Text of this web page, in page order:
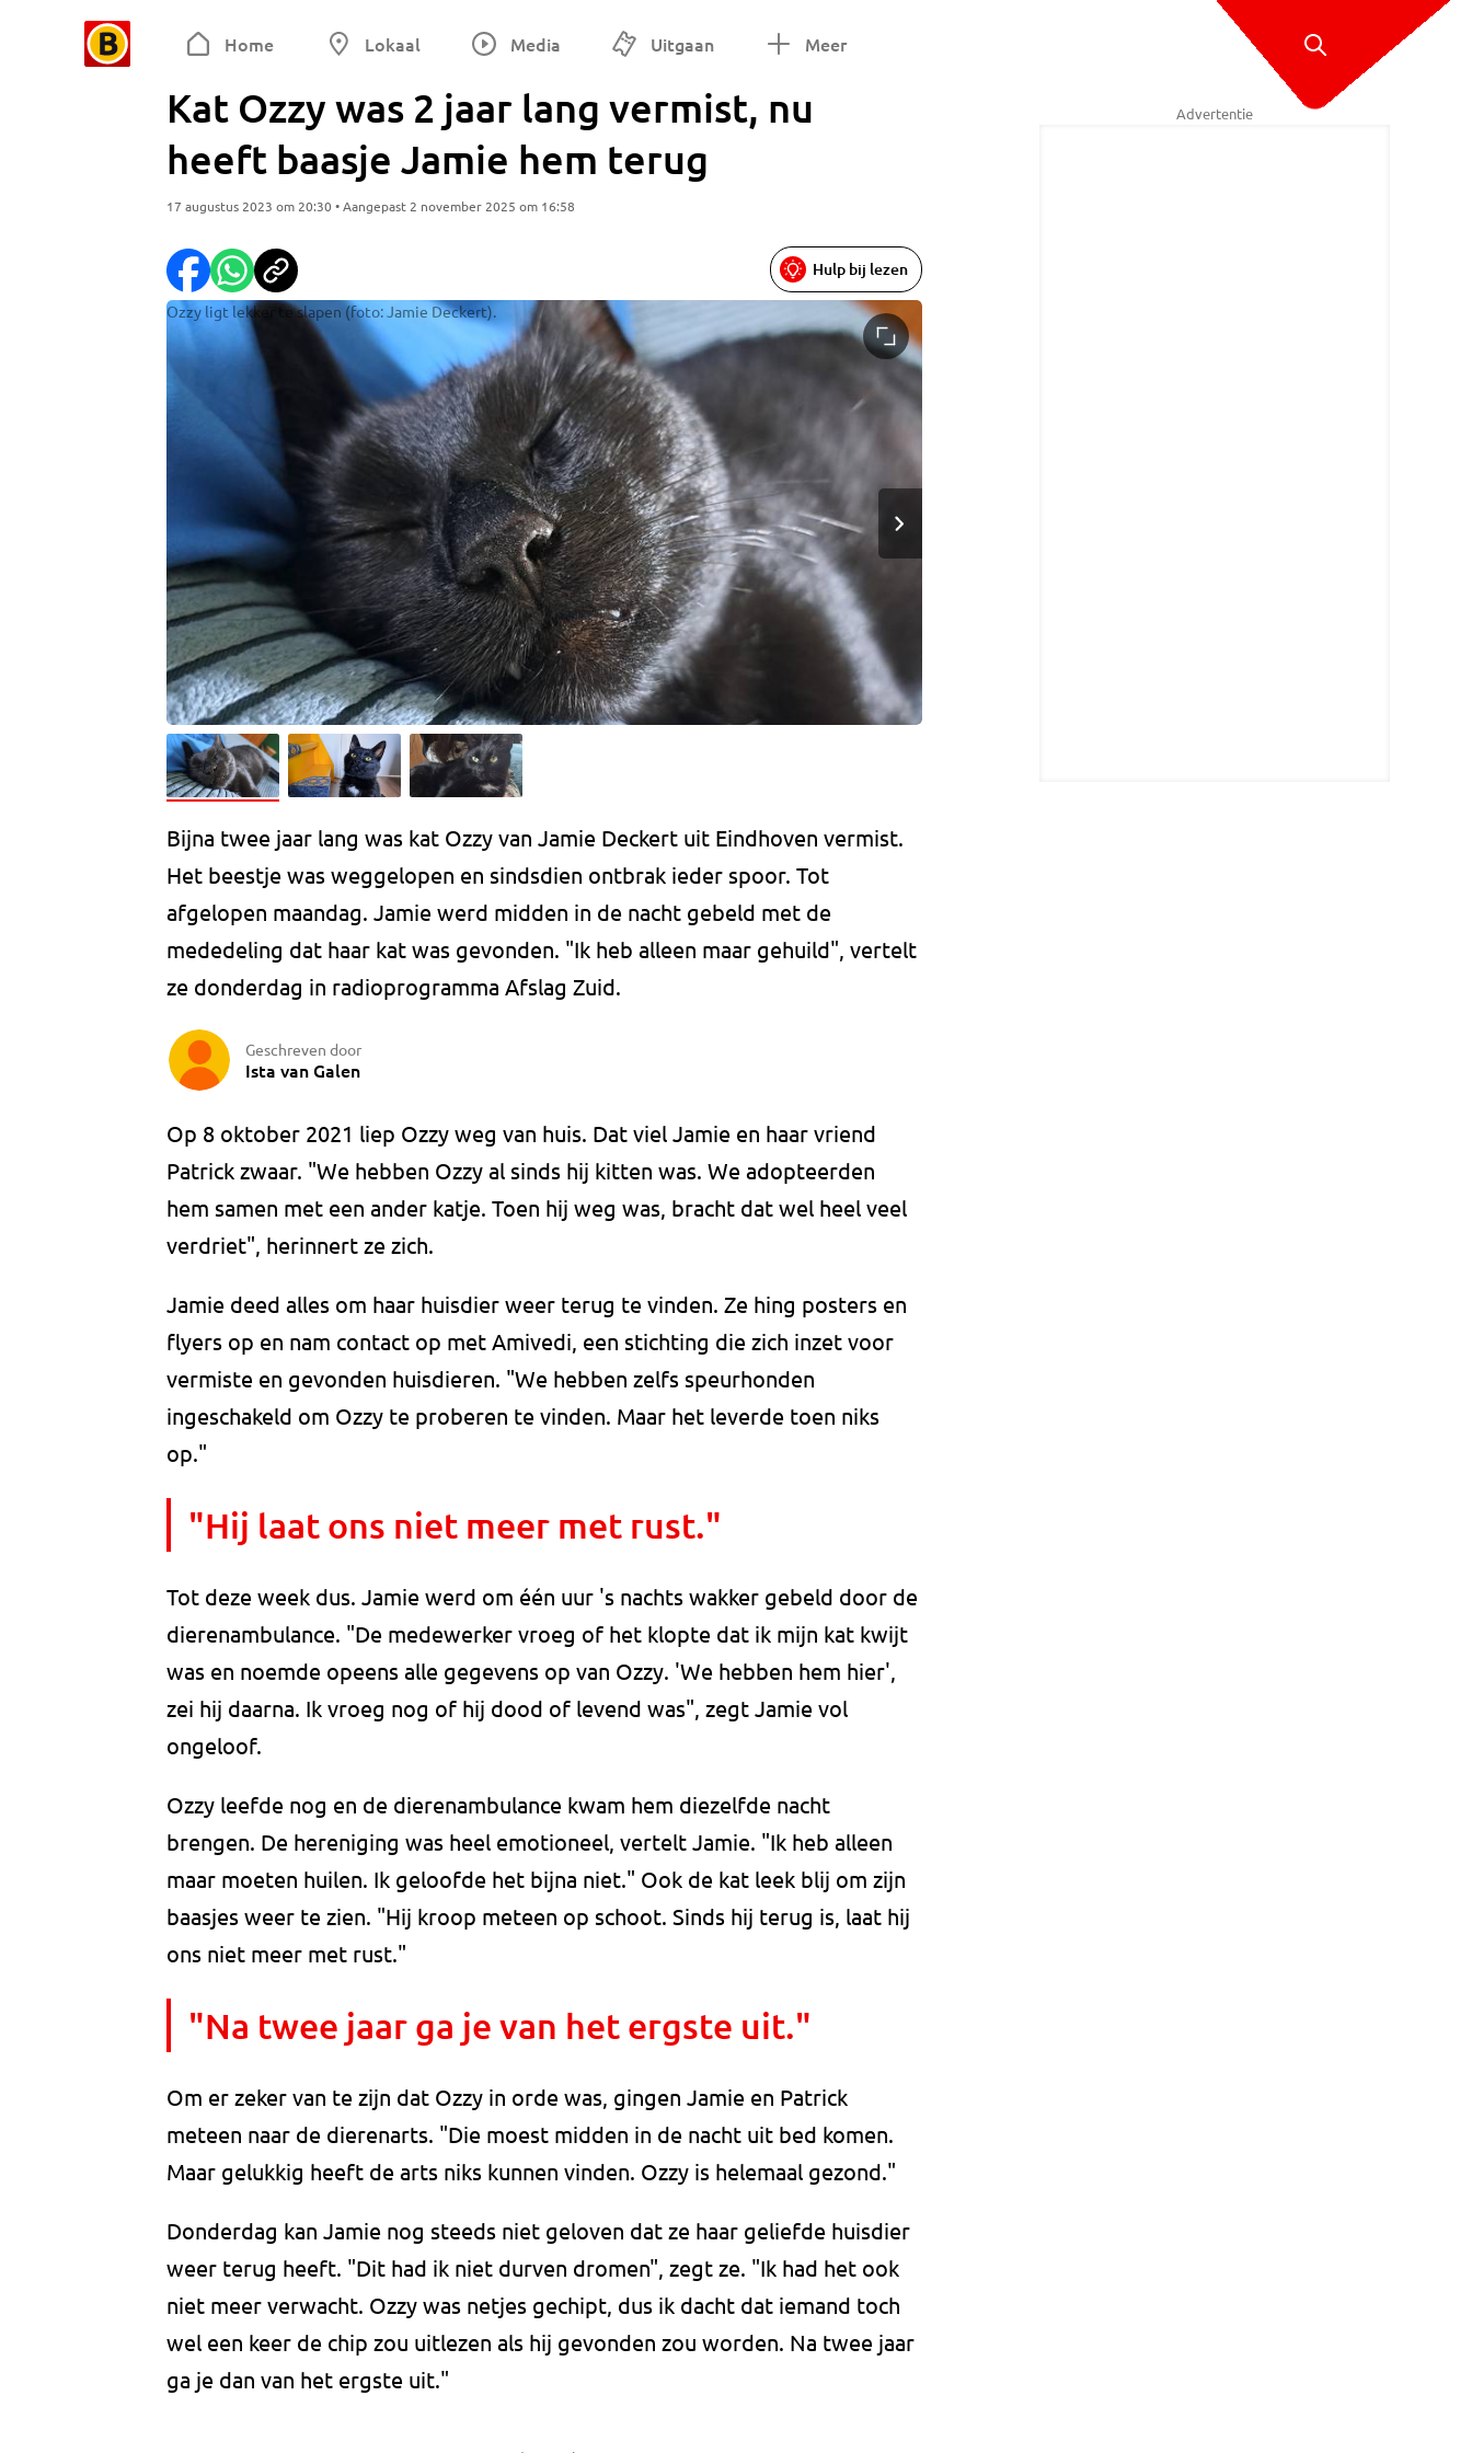
Home Lokaal Media Uitgaan Meer
Kat Ozzy was 2 jaar lang vermist, nu
heeft baasje Jamie hem terug
17 augustus 2023 om 20:30 • Aangepast 2 november 2025 om 16:58
Ozzy ligt lekker te slapen (foto: Jamie Deckert).
Hulp bij lezen
Bijna twee jaar lang was kat Ozzy van Jamie Deckert uit Eindhoven vermist.
Het beestje was weggelopen en sindsdien ontbrak ieder spoor. Tot
afgelopen maandag. Jamie werd midden in de nacht gebeld met de
mededeling dat haar kat was gevonden. "Ik heb alleen maar gehuild", vertelt
ze donderdag in radioprogramma Afslag Zuid.
Geschreven door
Ista van Galen
Op 8 oktober 2021 liep Ozzy weg van huis. Dat viel Jamie en haar vriend
Patrick zwaar. "We hebben Ozzy al sinds hij kitten was. We adopteerden
hem samen met een ander katje. Toen hij weg was, bracht dat wel heel veel
verdriet", herinnert ze zich.
Jamie deed alles om haar huisdier weer terug te vinden. Ze hing posters en
flyers op en nam contact op met Amivedi, een stichting die zich inzet voor
vermiste en gevonden huisdieren. "We hebben zelfs speurhonden
ingeschakeld om Ozzy te proberen te vinden. Maar het leverde toen niks
op."
"Hij laat ons niet meer met rust."
Tot deze week dus. Jamie werd om één uur 's nachts wakker gebeld door de
dierenambulance. "De medewerker vroeg of het klopte dat ik mijn kat kwijt
was en noemde opeens alle gegevens op van Ozzy. 'We hebben hem hier',
zei hij daarna. Ik vroeg nog of hij dood of levend was", zegt Jamie vol
ongeloof.
Ozzy leefde nog en de dierenambulance kwam hem diezelfde nacht
brengen. De hereniging was heel emotioneel, vertelt Jamie. "Ik heb alleen
maar moeten huilen. Ik geloofde het bijna niet." Ook de kat leek blij om zijn
baasjes weer te zien. "Hij kroop meteen op schoot. Sinds hij terug is, laat hij
ons niet meer met rust."
"Na twee jaar ga je van het ergste uit."
Om er zeker van te zijn dat Ozzy in orde was, gingen Jamie en Patrick
meteen naar de dierenarts. "Die moest midden in de nacht uit bed komen.
Maar gelukkig heeft de arts niks kunnen vinden. Ozzy is helemaal gezond."
Donderdag kan Jamie nog steeds niet geloven dat ze haar geliefde huisdier
weer terug heeft. "Dit had ik niet durven dromen", zegt ze. "Ik had het ook
niet meer verwacht. Ozzy was netjes gechipt, dus ik dacht dat iemand toch
wel een keer de chip zou uitlezen als hij gevonden zou worden. Na twee jaar
ga je dan van het ergste uit."
Advertentie